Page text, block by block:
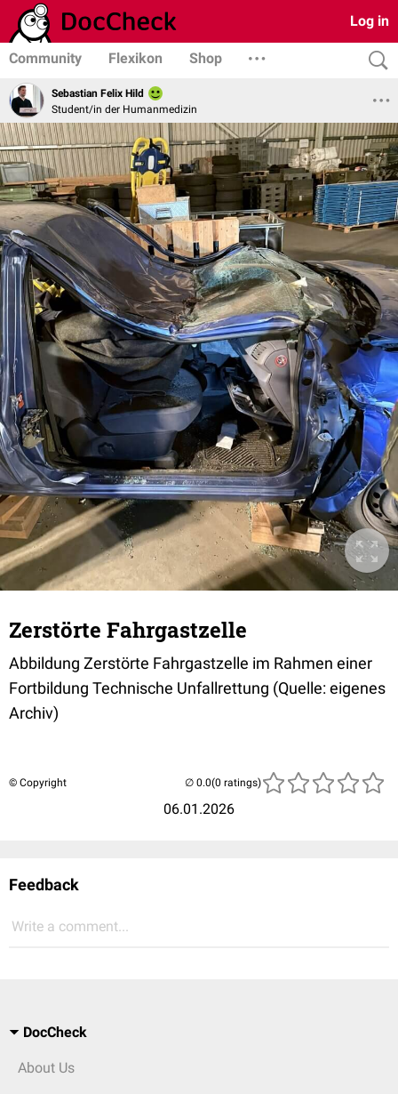
Log in
Community Flexikon Shop
Sebastian Felix Hild
Student/in der Humanmedizin
Zerstörte Fahrgastzelle
Abbildung Zerstörte Fahrgastzelle im Rahmen einer
Fortbildung Technische Unfallrettung (Quelle: eigenes
Archiv)
© Copyright
06.01.2026
(0 ratings)
Feedback
Write a comment...
DocCheck
About Us